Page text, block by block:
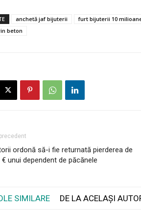
anchetă jaf bijuterii furt bijuterii 10
beton
ordonă să-i fie returnată pierderea de
€ unui dependent de păcănele
SIMILARE DE LA ACELAȘI